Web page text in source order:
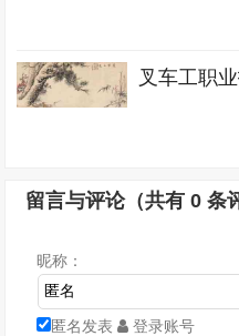
叉车工职
留言与评论（共有0 条
昵称：
匿名发表 登录账号